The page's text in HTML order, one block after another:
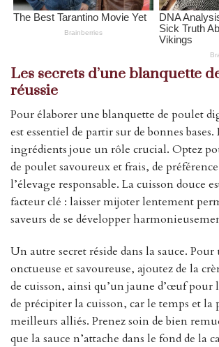
Les secrets d’une blanquette
réussie
Pour élaborer une blanquette de poulet
est essentiel de partir sur de bonnes bases.
ingrédients joue un rôle crucial. Optez
de poulet savoureux et frais, de préférence
l’élevage responsable. La cuisson douce
facteur clé : laisser mijoter lentement
saveurs de se développer
Un autre secret réside dans la sauce.
onctueuse et savoureuse, ajoutez de la
de cuisson, ainsi qu’un jaune d’œuf pour
de précipiter la cuisson, car le temps et la
meilleurs alliés. Prenez soin de bien
que la sauce n’attache dans le fond de la